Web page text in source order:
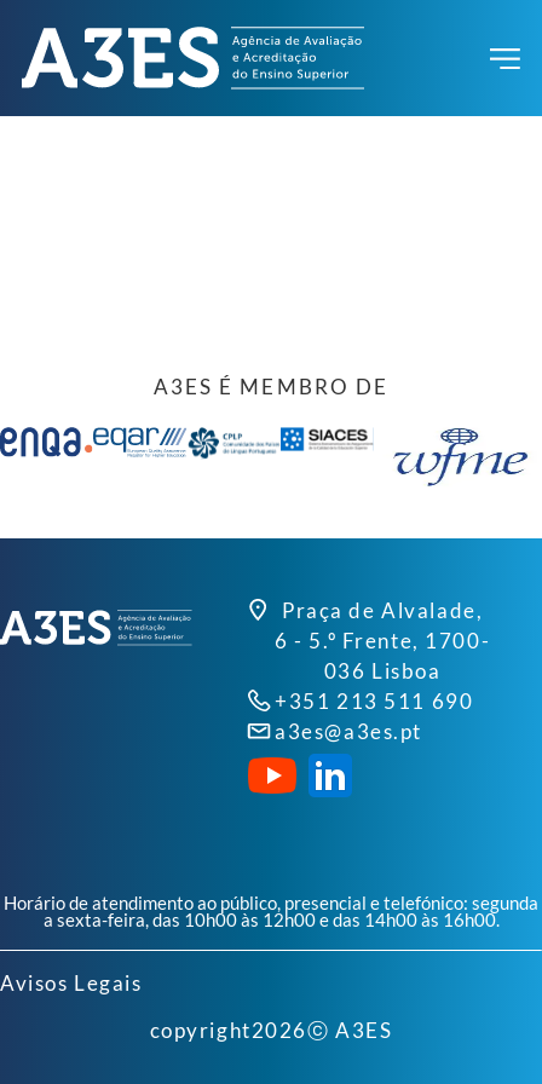
A3ES É MEMBRO DE
Praça de Alvalade,
6 - 5.º Frente, 1700-
036 Lisboa
+351 213 511 690
a3es@a3es.pt
Horário de atendimento ao público, presencial e telefónico: segunda
a sexta-feira, das 10h00 às 12h00 e das 14h00 às 16h00.
Avisos Legais
copyright2026ⓒ A3ES